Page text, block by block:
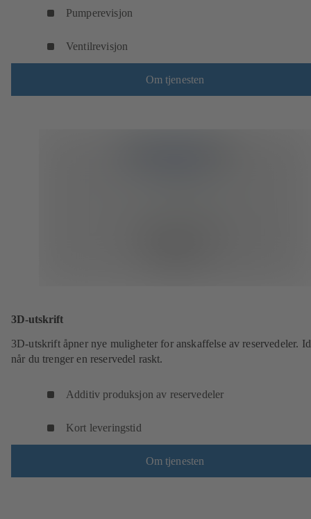
Pumperevisjon
Ventilrevisjon
Om tjenesten
3D-utskrift
3D-utskrift åpner nye muligheter for anskaffelse av reservedeler.
når du trenger en reservedel raskt.
Additiv produksjon av reservedeler
Kort leveringstid
Om tjenesten